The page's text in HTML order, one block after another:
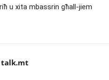
u xita mbassrin għall-jiem
talk.mt